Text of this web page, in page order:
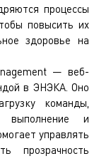
процессы
повысить их
здоровье на
— веб-
в ЭНЭКА. Оно
команды,
выполнение и
управлять
прозрачность